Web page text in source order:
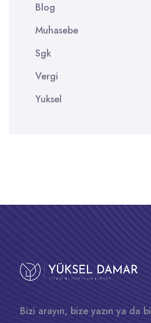
Blog
Muhasebe
Sgk
Vergi
Yuksel
Bizi arayın, bize yazın ya da